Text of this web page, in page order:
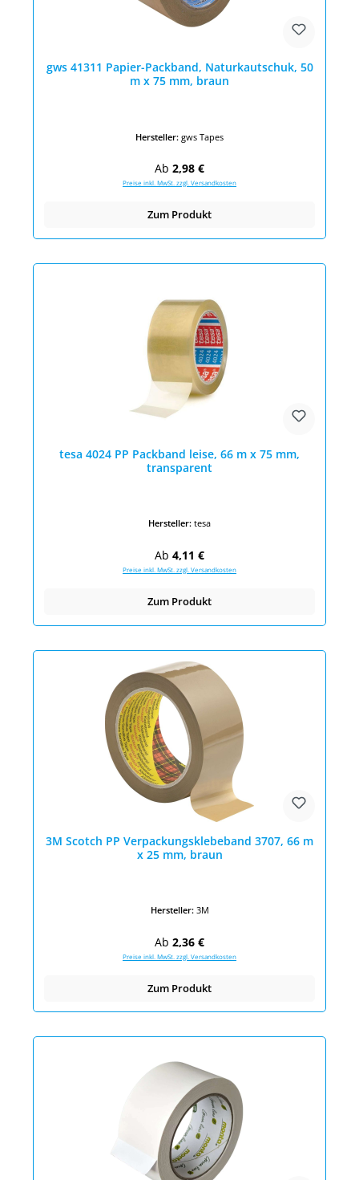
gws 41311 Papier-Packband, Naturkautschuk, 50
m x 75 mm, braun
Hersteller: gws Tapes
Regulärer Preis:
Ab 2,98 €
Preise inkl. MwSt. zzgl. Versandkosten
Zum Produkt
tesa 4024 PP Packband leise, 66 m x 75 mm,
transparent
Hersteller: tesa
Regulärer Preis:
Ab 4,11 €
Preise inkl. MwSt. zzgl. Versandkosten
Zum Produkt
3M Scotch PP Verpackungsklebeband 3707, 66 m
x 25 mm, braun
Hersteller: 3M
Regulärer Preis:
Ab 2,36 €
Preise inkl. MwSt. zzgl. Versandkosten
Zum Produkt